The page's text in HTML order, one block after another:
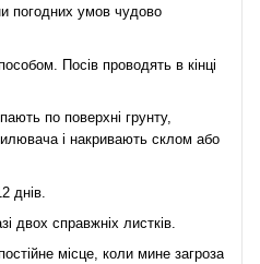
погодних умов чудово
Посів проводять в кінці
по поверхні грунту,
і накривають склом або
днів.
двох справжніх листків.
місце, коли мине загроза